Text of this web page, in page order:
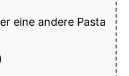
eine andere Pasta